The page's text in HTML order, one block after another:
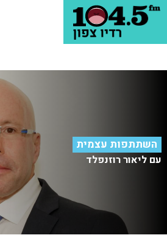
השתתפות עצמית
עם ליאור רוזנפלד